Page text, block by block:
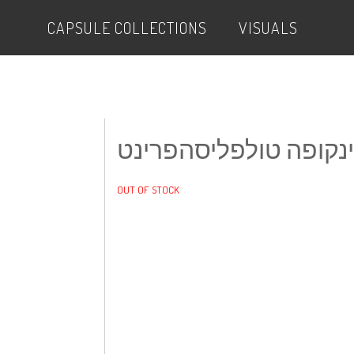
CAPSULE COLLECTIONS VISUALS
טולפליסהפרינט
OUT OF STOCK